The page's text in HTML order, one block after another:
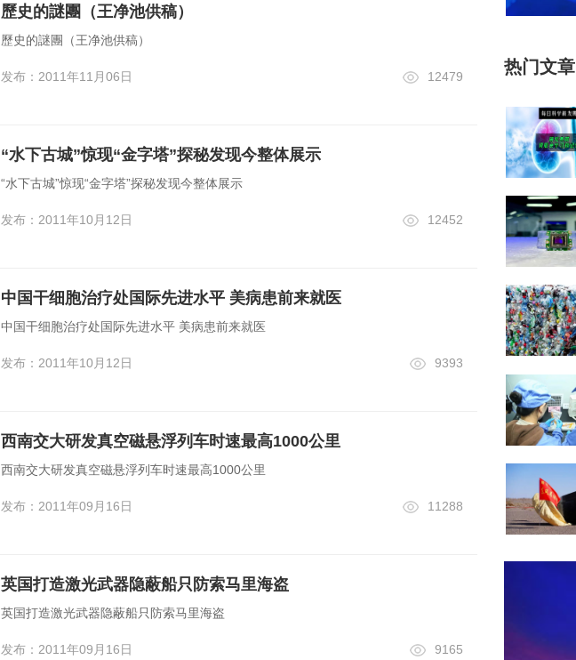
歷史的謎團（王净池供稿）
歷史的謎團（王净池供稿）
发布：2011年11月06日 12479
“水下古城”惊现“金字塔”探秘发现今整体展示
“水下古城”惊现“金字塔”探秘发现今整体展示
发布：2011年10月12日 12452
中国干细胞治疗处国际先进水平 美病患前来就医
中国干细胞治疗处国际先进水平 美病患前来就医
发布：2011年10月12日 9393
西南交大研发真空磁悬浮列车时速最高1000公里
西南交大研发真空磁悬浮列车时速最高1000公里
发布：2011年09月16日 11288
英国打造激光武器隐蔽船只防索马里海盗
英国打造激光武器隐蔽船只防索马里海盗
发布：2011年09月16日 9165
热门文章